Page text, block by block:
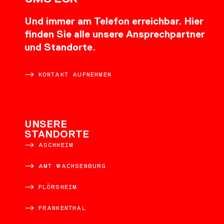
Und immer am Telefon erreichbar. Hier
finden Sie alle unsere Ansprechpartner
und Standorte.
KONTAKT AUFNEHMEN
UNSERE
STANDORTE
ASCHHEIM
AMT WACHSENBURG
FLÖRSHEIM
FRANKENTHAL